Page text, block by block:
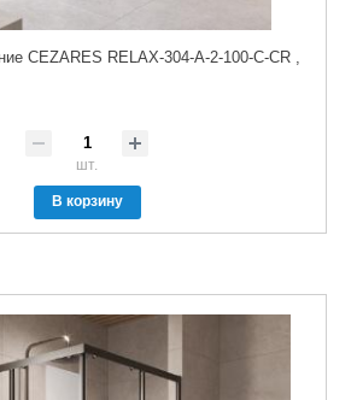
CEZARES RELAX-304-A-2-100-C-CR ,
шт.
В корзину